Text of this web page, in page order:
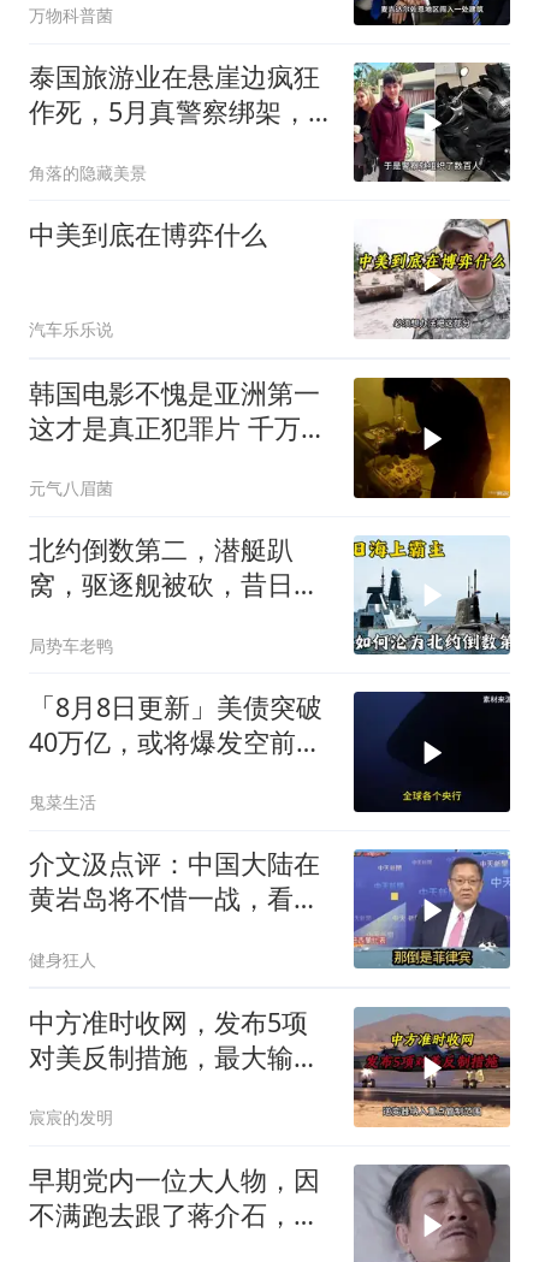
万物科普菌
泰国旅游业在悬崖边疯狂
作死，5月真警察绑架，7
角落的隐藏美景
中美到底在博弈什么
汽车乐乐说
韩国电影不愧是亚洲第一
这才是真正犯罪片 千万不
元气八眉菌
北约倒数第二，潜艇趴
窝，驱逐舰被砍，昔日的
局势车老鸭
「8月8日更新」美债突破
40万亿，或将爆发空前金
鬼菜生活
介文汲点评：中国大陆在
黄岩岛将不惜一战，看你
健身狂人
中方准时收网，发布5项
对美反制措施，最大输家
宸宸的发明
早期党内一位大人物，因
不满跑去跟了蒋介石，不